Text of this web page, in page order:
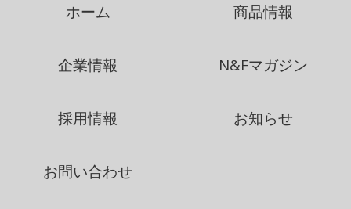
ホーム 商品情報
企業情報 N&Fマガジン
採用情報 お知らせ
お問い合わせ